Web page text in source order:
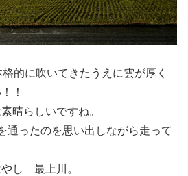
的に吹いてきたうえに雲が厚く
！
晴らしいですね。
通ったのを思い出しながら走って
し 最上川。